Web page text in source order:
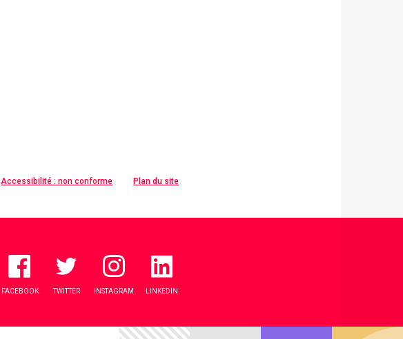
Accessibilité : non conforme Plan du site
FACEBOOK TWITTER INSTAGRAM LINKEDIN